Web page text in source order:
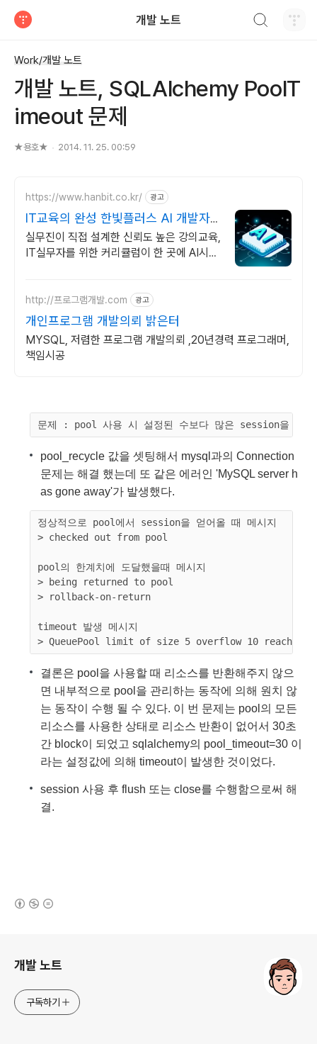
개발 노트
Work/개발 노트
개발 노트, SQLAlchemy PoolT
imeout 문제
★용호★ 2014. 11. 25. 00:59
https://www.hanbit.co.kr/ 광고
IT교육의 완성 한빛플러스 AI 개발자
필수 코스
실무진이 직접 설계한 신뢰도 높은 강의교육,
IT실무자를 위한 커리큘럼이 한 곳에 AI시대
http://프로그램개발.com 광고
개인프로그램 개발의뢰 밝은터
MYSQL, 저렴한 프로그램 개발의뢰 ,20년경력 프로그래머,
책임시공
pool_recycle 값을 셋팅해서 mysql과의 Connection
문제는 해결 했는데 또 같은 에러인 'MySQL server h
as gone away'가 발생했다.
정상적으로 pool에서 session을 얻어올 때 메시지
> checked out from pool
pool의 한계치에 도달했을때 메시지
> being returned to pool
> rollback-on-return
timeout 발생 메시지
결론은 pool을 사용할 때 리소스를 반환해주지 않으
면 내부적으로 pool을 관리하는 동작에 의해 원치 않
는 동작이 수행 될 수 있다. 이 번 문제는 pool의 모든
리소스를 사용한 상태로 리소스 반환이 없어서 30초
간 block이 되었고 sqlalchemy의 pool_timeout=30 이
라는 설정값에 의해 timeout이 발생한 것이었다.
session 사용 후 flush 또는 close를 수행함으로써 해
결.
개발 노트
구독하기